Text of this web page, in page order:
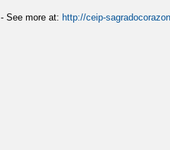
- See more at: http://ceip-